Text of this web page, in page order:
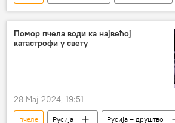
Екологија
Србија – друштво
Помор пчела води ка највећој
катастрофи у свету
28 Мај 2024, 19:51
пчеле Русија Русија – друштво